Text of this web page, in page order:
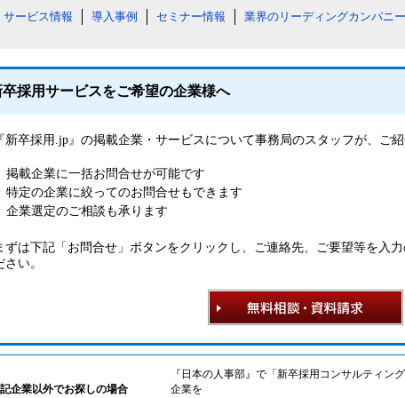
サービス情報 導入事例 セミナー情報 業界のリーディングカンパニー
卒採用サービスをご希望の企業様へ
新卒採用.jp』の掲載企業・サービスについて事務局のスタッフが、ご紹
掲載企業に一括お問合せが可能です
特定の企業に絞ってのお問合せもできます
企業選定のご相談も承ります
ずは下記「お問合せ」ボタンをクリックし、ご連絡先、ご要望等を入
さい。
企業以外でお探しの場合
『日本の人事部』で「新卒採用コンサルティン
企業を